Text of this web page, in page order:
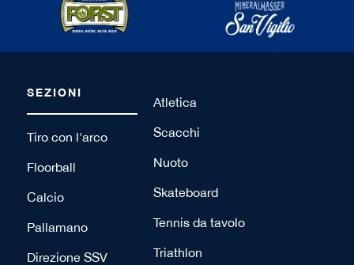
SEZIONI
Tiro con l'arco
Floorball
Calcio
Pallamano
Direzione SSV
Atletica
Scacchi
Nuoto
Skateboard
Tennis da tavolo
Triathlon